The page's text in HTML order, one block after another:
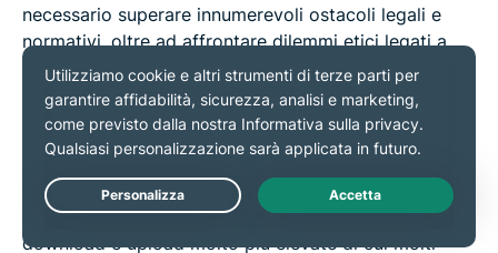
necessario superare innumerevoli ostacoli legali e
normativi, oltre ad affrontare dilemmi etici legati a
concetti quali laneutralità della retee lacensura
Prestazioni variabili
Nonostante tutti i progressi compiuti nella moderna
tecnologia delle infrastrutture Internet e le velocità di
download e upload molto più elevate di cui molti
Live Chat